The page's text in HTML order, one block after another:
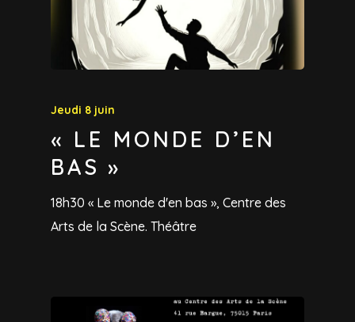
Jeudi 8 juin
« LE MONDE D’EN
BAS »
18h30 « Le monde d'en bas », Centre des
Arts de la Scène. Théâtre